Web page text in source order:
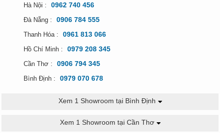
Hà Nội :
0962 740 456
Đà Nẵng : 0906 784 555
Thanh Hóa : 0961 813 066
Hồ Chí Minh : 0979 208 345
Cần Thơ : 0906 794 345
Bình Định : 0979 070 678
Xem 1 Showroom tại Bình Định
Xem 1 Showroom tại Cần Thơ